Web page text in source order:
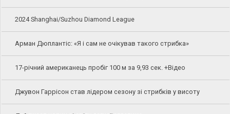
2024 Shanghai/Suzhou Diamond League
Арман Дюплантіс: «Я і сам не очікував такого стрибка»
17-річний американець пробіг 100 м за 9,93 сек. +Відео
Джувон Гаррісон став лідером сезону зі стрибків у висоту